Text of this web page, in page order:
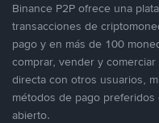
Binance P2P ofrece una
transacciones de
pago y en más de 100
comprar, vender y
directa con otros usuarios,
métodos de pago
abierto.